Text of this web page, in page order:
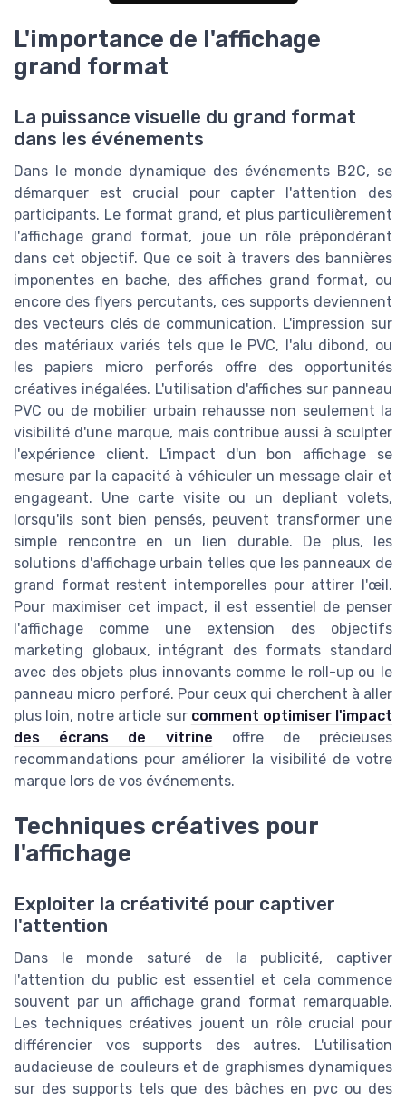
L'importance de l'affichage
grand format
La puissance visuelle du grand format
dans les événements
Dans le monde dynamique des événements B2C, se
démarquer est crucial pour capter l'attention des
participants. Le format grand, et plus particulièrement
l'affichage grand format, joue un rôle prépondérant
dans cet objectif. Que ce soit à travers des bannières
imponentes en bache, des affiches grand format, ou
encore des flyers percutants, ces supports deviennent
des vecteurs clés de communication. L'impression sur
des matériaux variés tels que le PVC, l'alu dibond, ou
les papiers micro perforés offre des opportunités
créatives inégalées. L'utilisation d'affiches sur panneau
PVC ou de mobilier urbain rehausse non seulement la
visibilité d'une marque, mais contribue aussi à sculpter
l'expérience client. L'impact d'un bon affichage se
mesure par la capacité à véhiculer un message clair et
engageant. Une carte visite ou un depliant volets,
lorsqu'ils sont bien pensés, peuvent transformer une
simple rencontre en un lien durable. De plus, les
solutions d'affichage urbain telles que les panneaux de
grand format restent intemporelles pour attirer l'œil.
Pour maximiser cet impact, il est essentiel de penser
l'affichage comme une extension des objectifs
marketing globaux, intégrant des formats standard
avec des objets plus innovants comme le roll-up ou le
panneau micro perforé. Pour ceux qui cherchent à aller
plus loin, notre article sur comment optimiser l'impact
des écrans de vitrine offre de précieuses
recommandations pour améliorer la visibilité de votre
marque lors de vos événements.
Techniques créatives pour
l'affichage
Exploiter la créativité pour captiver
l'attention
Dans le monde saturé de la publicité, captiver
l'attention du public est essentiel et cela commence
souvent par un affichage grand format remarquable.
Les techniques créatives jouent un rôle crucial pour
différencier vos supports des autres. L'utilisation
audacieuse de couleurs et de graphismes dynamiques
sur des supports tels que des bâches en pvc ou des